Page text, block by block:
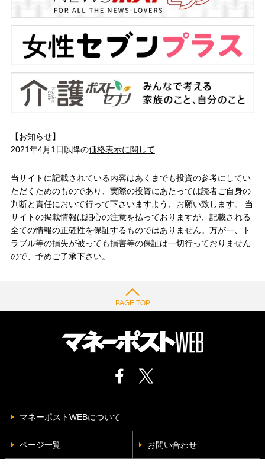
【お知らせ】
2021年4月1日以降の価格表示に関して
当サイトに記載されている内容はあくまでも投資の参考にしてい
ただくためのものであり、実際の投資にあたっては読者ご自身の
判断と責任において行って下さいますよう、お願い致します。 当
サイトの掲載情報は細心の注意を払っておりますが、記載される
全ての情報の正確性を保証するものではありません。万が一、ト
ラブル等の損失が被っても損害等の保証は一切行っておりません
ので、予めご了承下さい。
PAGE TOP
マネーポストWEBについて
ページ一覧 お問い合わせ